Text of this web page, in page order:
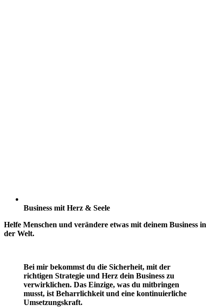
Business mit Herz & Seele
Helfe Menschen und verändere etwas mit deinem Business in
der Welt.
Bei mir bekommst du die Sicherheit, mit der
richtigen Strategie und Herz dein Business zu
verwirklichen. Das Einzige, was du mitbringen
musst, ist Beharrlichkeit und eine kontinuierliche
Umsetzungskraft.